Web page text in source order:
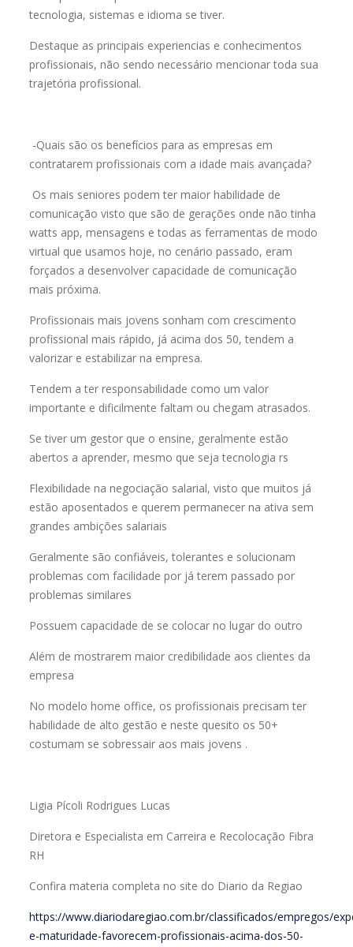
tecnologia, sistemas e idioma se tiver.
Destaque as principais experiencias e conhecimentos
profissionais, não sendo necessário mencionar toda sua
trajetória profissional.
-Quais são os benefícios para as empresas em
contratarem profissionais com a idade mais avançada?
Os mais seniores podem ter maior habilidade de
comunicação visto que são de gerações onde não tinha
watts app, mensagens e todas as ferramentas de modo
virtual que usamos hoje, no cenário passado, eram
forçados a desenvolver capacidade de comunicação
mais próxima.
Profissionais mais jovens sonham com crescimento
profissional mais rápido, já acima dos 50, tendem a
valorizar e estabilizar na empresa.
Tendem a ter responsabilidade como um valor
importante e dificilmente faltam ou chegam atrasados.
Se tiver um gestor que o ensine, geralmente estão
abertos a aprender, mesmo que seja tecnologia rs
Flexibilidade na negociação salarial, visto que muitos já
estão aposentados e querem permanecer na ativa sem
grandes ambições salariais
Geralmente são confiáveis, tolerantes e solucionam
problemas com facilidade por já terem passado por
problemas similares
Possuem capacidade de se colocar no lugar do outro
Além de mostrarem maior credibilidade aos clientes da
empresa
No modelo home office, os profissionais precisam ter
habilidade de alto gestão e neste quesito os 50+
costumam se sobressair aos mais jovens .
Ligia Pícoli Rodrigues Lucas
Diretora e Especialista em Carreira e Recolocação Fibra
RH
Confira materia completa no site do Diario da Regiao
https://www.diariodaregiao.com.br/classificados/empregos/
e-maturidade-favorecem-profissionais-acima-dos-50-